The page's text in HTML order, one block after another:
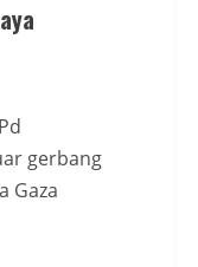
gerbang
Gaza